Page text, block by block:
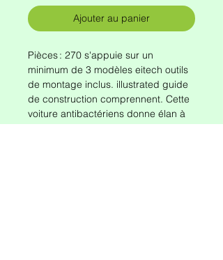
Ajouter au panier
Pièces : 270 s'appuie sur un
minimum de 3 modèles eitech outils
de montage inclus. illustrated guide
de construction comprennent. Cette
voiture antibactériens donne élan à
chaque chambre et, grâce aux